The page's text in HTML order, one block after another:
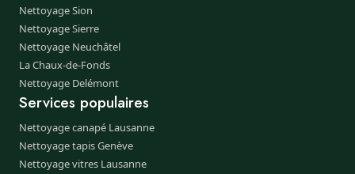
Nettoyage Sion
Nettoyage Sierre
Nettoyage Neuchâtel
La Chaux-de-Fonds
Nettoyage Delémont
Services populaires
Nettoyage canapé Lausanne
Nettoyage tapis Genève
Nettoyage vitres Lausanne